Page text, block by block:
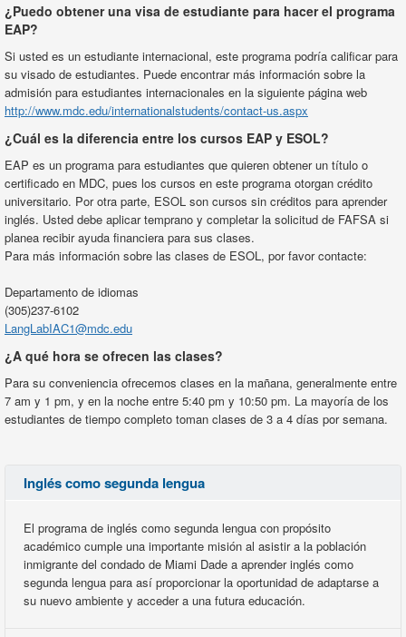
¿Puedo obtener una visa de estudiante para hacer el programa
EAP?
Si usted es un estudiante internacional, este programa podría calificar para
su visado de estudiantes. Puede encontrar más información sobre la
admisión para estudiantes internacionales en la siguiente página web
http://www.mdc.edu/internationalstudents/contact-us.aspx
¿Cuál es la diferencia entre los cursos EAP y ESOL?
EAP es un programa para estudiantes que quieren obtener un título o
certificado en MDC, pues los cursos en este programa otorgan crédito
universitario. Por otra parte, ESOL son cursos sin créditos para aprender
inglés. Usted debe aplicar temprano y completar la solicitud de FAFSA si
planea recibir ayuda financiera para sus clases.
Para más información sobre las clases de ESOL, por favor contacte:
Departamento de idiomas
(305)237-6102
LangLabIAC1@mdc.edu
¿A qué hora se ofrecen las clases?
Para su conveniencia ofrecemos clases en la mañana, generalmente entre
7 am y 1 pm, y en la noche entre 5:40 pm y 10:50 pm. La mayoría de los
estudiantes de tiempo completo toman clases de 3 a 4 días por semana.
Inglés como segunda lengua
El programa de inglés como segunda lengua con propósito
académico cumple una importante misión al asistir a la población
inmigrante del condado de Miami Dade a aprender inglés como
segunda lengua para así proporcionar la oportunidad de adaptarse a
su nuevo ambiente y acceder a una futura educación.